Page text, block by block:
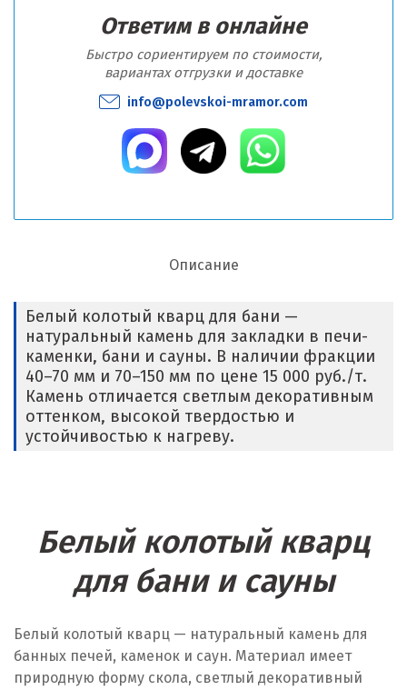
Ответим в онлайне
Быстро сориентируем по стоимости,
вариантах отгрузки и доставке
info@polevskoi-mramor.com
Описание
Белый колотый кварц для бани —
натуральный камень для закладки в печи-
каменки, бани и сауны. В наличии фракции
40–70 мм и 70–150 мм по цене 15 000 руб./т.
Камень отличается светлым декоративным
оттенком, высокой твердостью и
устойчивостью к нагреву.
Белый колотый кварц
для бани и сауны
Белый колотый кварц — натуральный камень для
банных печей, каменок и саун. Материал имеет
природную форму скола, светлый декоративный